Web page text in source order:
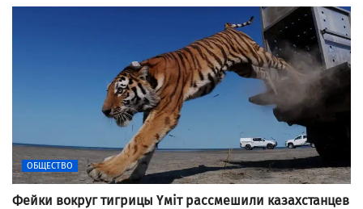
ОБЩЕСТВО
Фейки вокруг тигрицы Үміт рассмешили казахстанцев